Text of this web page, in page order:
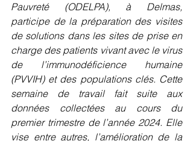
Pauvreté (ODELPA), à Delmas,
participe de la préparation des visites
de solutions dans les sites de prise en
charge des patients vivant avec le virus
de l’immunodéficience humaine
(PVVIH) et des populations clés. Cette
semaine de travail fait suite aux
données collectées au cours du
premier trimestre de l’année 2024. Elle
vise entre autres, l’amélioration de la